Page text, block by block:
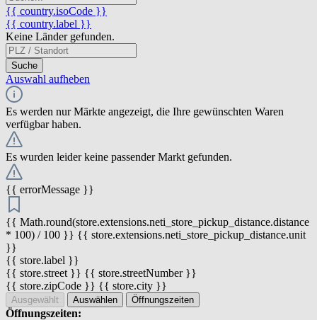
{{ country.isoCode }}
{{ country.label }}
Keine Länder gefunden.
Suche
Auswahl aufheben
Es werden nur Märkte angezeigt, die Ihre gewünschten Waren
verfügbar haben.
Es wurden leider keine passender Markt gefunden.
{{ errorMessage }}
{{ Math.round(store.extensions.neti_store_pickup_distance.distance
* 100) / 100 }} {{ store.extensions.neti_store_pickup_distance.unit
}}
{{ store.label }}
{{ store.street }} {{ store.streetNumber }}
{{ store.zipCode }} {{ store.city }}
Ausgewählt Auswählen Öffnungszeiten
Öffnungszeiten: